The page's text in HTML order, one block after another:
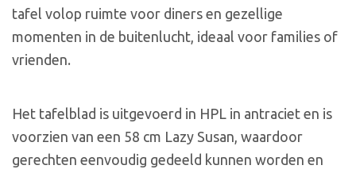
tafel volop ruimte voor diners en gezellige
momenten in de buitenlucht, ideaal voor families of
vrienden.
Het tafelblad is uitgevoerd in HPL in antraciet en is
voorzien van een 58 cm Lazy Susan, waardoor
gerechten eenvoudig gedeeld kunnen worden en